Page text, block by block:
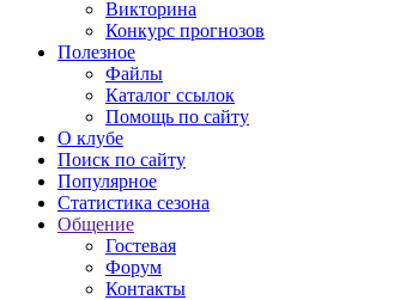
Викторина
Конкурс прогнозов
Полезное
Файлы
Каталог ссылок
Помощь по сайту
О клубе
Поиск по сайту
Популярное
Статистика сезона
Общение
Гостевая
Форум
Контакты